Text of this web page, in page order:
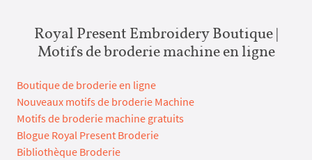
Royal Present Embroidery Boutique |
Motifs de broderie machine en ligne
Boutique de broderie en ligne
Nouveaux motifs de broderie Machine
Motifs de broderie machine gratuits
Blogue Royal Present Broderie
Bibliothèque Broderie